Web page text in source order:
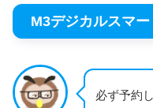
M3デジカルスマー
必ず予約